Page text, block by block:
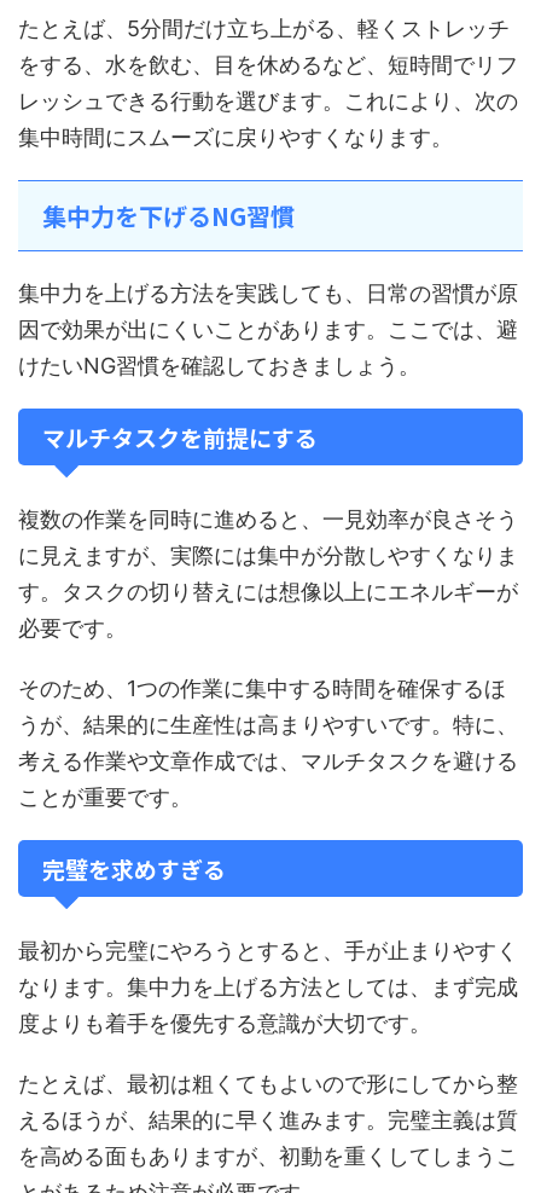
たとえば、5分間だけ立ち上がる、軽くストレッチ
をする、水を飲む、目を休めるなど、短時間でリフ
レッシュできる行動を選びます。これにより、次の
集中時間にスムーズに戻りやすくなります。
集中力を下げるNG習慣
集中力を上げる方法を実践しても、日常の習慣が原
因で効果が出にくいことがあります。ここでは、避
けたいNG習慣を確認しておきましょう。
マルチタスクを前提にする
複数の作業を同時に進めると、一見効率が良さそう
に見えますが、実際には集中が分散しやすくなりま
す。タスクの切り替えには想像以上にエネルギーが
必要です。
そのため、1つの作業に集中する時間を確保するほ
うが、結果的に生産性は高まりやすいです。特に、
考える作業や文章作成では、マルチタスクを避ける
ことが重要です。
完璧を求めすぎる
最初から完璧にやろうとすると、手が止まりやすく
なります。集中力を上げる方法としては、まず完成
度よりも着手を優先する意識が大切です。
たとえば、最初は粗くてもよいので形にしてから整
えるほうが、結果的に早く進みます。完璧主義は質
を高める面もありますが、初動を重くしてしまうこ